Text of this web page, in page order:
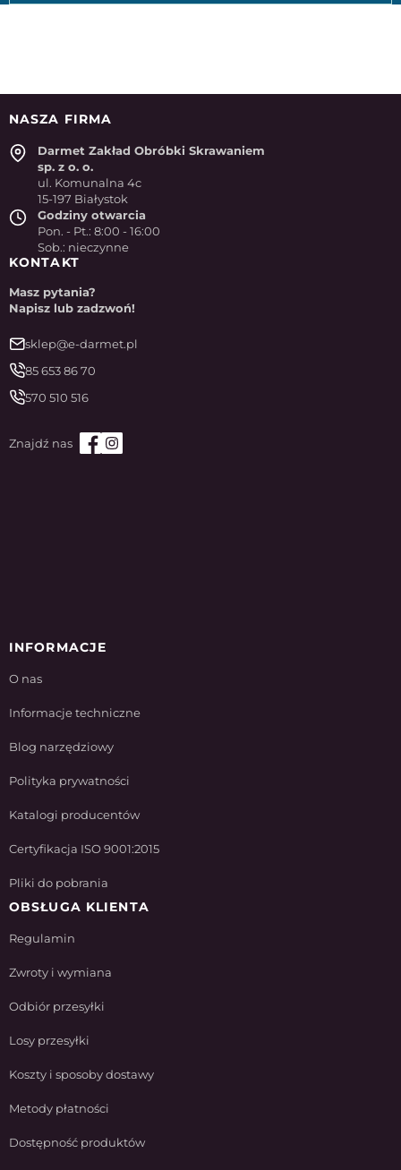
NASZA FIRMA
Darmet Zakład Obróbki Skrawaniem
sp. z o. o.
ul. Komunalna 4c
15-197 Białystok
Godziny otwarcia
Pon. - Pt.: 8:00 - 16:00
Sob.: nieczynne
KONTAKT
Masz pytania?
Napisz lub zadzwoń!
sklep@e-darmet.pl
85 653 86 70
570 510 516
INFORMACJE
O nas
Informacje techniczne
Blog narzędziowy
Polityka prywatności
Katalogi producentów
Certyfikacja ISO 9001:2015
Pliki do pobrania
OBSŁUGA KLIENTA
Regulamin
Zwroty i wymiana
Odbiór przesyłki
Losy przesyłki
Koszty i sposoby dostawy
Metody płatności
Dostępność produktów